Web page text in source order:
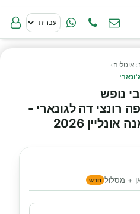
› איטליה ›
נופש
רונצי דה לגונארי -
2026
+ מסלול חדש